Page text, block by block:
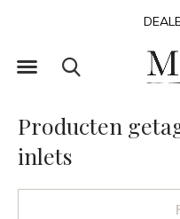
Producten
inlets